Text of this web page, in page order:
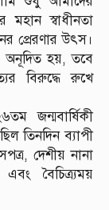
মহান স্বাধীনতা
প্রেরণার উৎস।
অনূদিত হয়, তবে
বিরুদ্ধে রুখে
জন্মবার্ষিকী
তিনদিন ব্যাপী
দেশীয় নানা
বৈচিত্র্যময়